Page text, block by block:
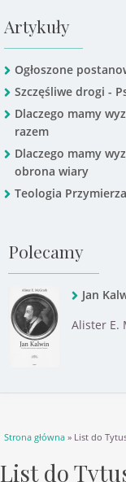
Artykuły
Ogłoszone
Szczęśliwe drogi -
Dlaczego mamy
razem
Dlaczego mamy
obrona wiary
Teologia
Polecamy
Jan
Alister E.
Jesteś tutaj
Strona główna » List do
List do